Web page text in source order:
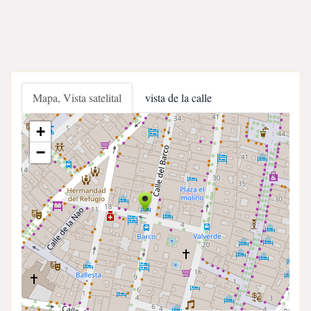
Mapa, Vista satelital vista de la calle
+
−